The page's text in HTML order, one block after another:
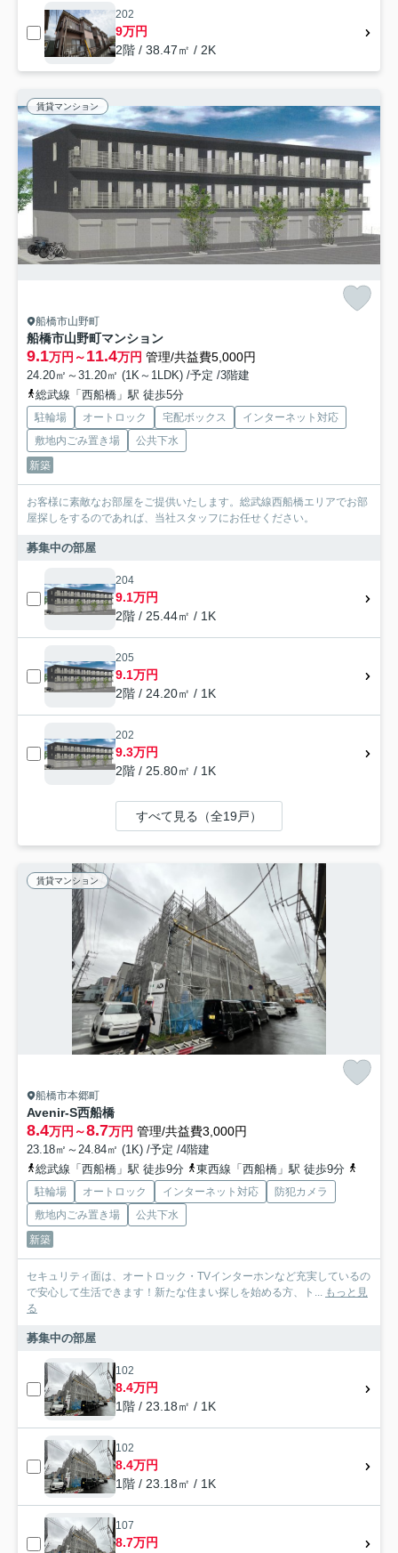
202
9万円
2階 / 38.47㎡ / 2K
賃貸マンション
船橋市山野町
船橋市山野町マンション
9.1万円～11.4万円 管理/共益費5,000円
24.20㎡～31.20㎡ (1K～1LDK) /予定 /3階建
総武線「西船橋」駅 徒歩5分
駐輪場 オートロック 宅配ボックス
インターネット対応
敷地内ごみ置き場
公共下水
新築
お客様に素敵なお部屋をご提供いたします。総武線西船橋エリアでお部
屋探しをするのであれば、当社スタッフにお任せください。
募集中の部屋
204
9.1万円
2階 / 25.44㎡ / 1K
205
9.1万円
2階 / 24.20㎡ / 1K
202
9.3万円
2階 / 25.80㎡ / 1K
すべて見る（全19戸）
賃貸マンション
船橋市本郷町
Avenir-S西船橋
8.4万円～8.7万円 管理/共益費3,000円
23.18㎡～24.84㎡ (1K) /予定 /4階建
総武線「西船橋」駅 徒歩9分
東西線「西船橋」駅 徒歩9分
駐輪場 オートロック インターネット対応
防犯カメラ
敷地内ごみ置き場
公共下水
新築
セキュリティ面は、オートロック・TVインターホンなど充実しているの
で安心して生活できます！新たな住まい探しを始める方、ト... もっと見
る
募集中の部屋
102
8.4万円
1階 / 23.18㎡ / 1K
102
8.4万円
1階 / 23.18㎡ / 1K
107
8.7万円